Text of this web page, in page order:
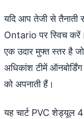
यदि आप तेजी से
Ontario पर स्विच
एक उदार मुफ्त स्तर है
अधिकांश टीमें
को अपनाती हैं।
यह चार्ट PVC शेड्यूल